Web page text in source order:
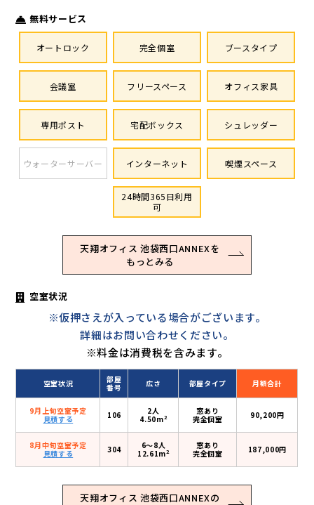
無料サービス
オートロック 完全個室 ブースタイプ
会議室 フリースペース オフィス家具
専用ポスト 宅配ボックス シュレッダー
ウォーターサーバー インターネット 喫煙スペース
24時間365日利用
可
天翔オフィス 池袋西口ANNEXを
もっとみる
空室状況
※仮押さえが入っている場合がございます。
詳細はお問い合わせください。
※料金は消費税を含みます。
空室状況
部屋
番号
広さ 部屋タイプ 月額合計
9月上旬空室予定
見積する
106
2人
4.50m2
窓あり
完全個室
90,200円
8月中旬空室予定
見積する
304
6〜8人
12.61m2
窓あり
完全個室
187,000円
天翔オフィス 池袋西口ANNEXの